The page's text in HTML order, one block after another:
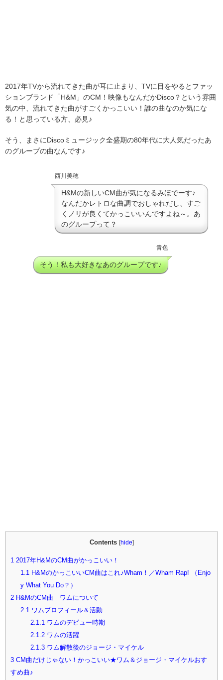
2017年TVから流れてきた曲が耳に止まり、TVに目をやるとファッ
ションブランド「H&M」のCM！映像もなんだかDisco？という雰囲
気の中、流れてきた曲がすごくかっこいい！誰の曲なのか気にな
る！と思っている方、必見♪
そう、まさにDiscoミュージック全盛期の80年代に大人気だったあ
のグループの曲なんです♪
西川美穂
H&Mの新しいCM曲が気になるみほでーす♪
なんだかレトロな曲調でおしゃれだし、すご
くノリが良くてかっこいいんですよね～。あ
のグループって？
青色
そう！私も大好きなあのグループです♪
Contents [hide]
1 2017年H&MのCM曲がかっこいい！
1.1 H&MのかっこいいCM曲はこれ♪Wham！／Wham Rap! （Enjo
y What You Do？）
2 H&MのCM曲 ワムについて
2.1 ワムプロフィール＆活動
2.1.1 ワムのデビュー時期
2.1.2ワムの活躍
2.1.3ワム解散後のジョージ・マイケル
3 CM曲だけじゃない！かっこいい★ワム＆ジョージ・マイケルおす
すめ曲♪